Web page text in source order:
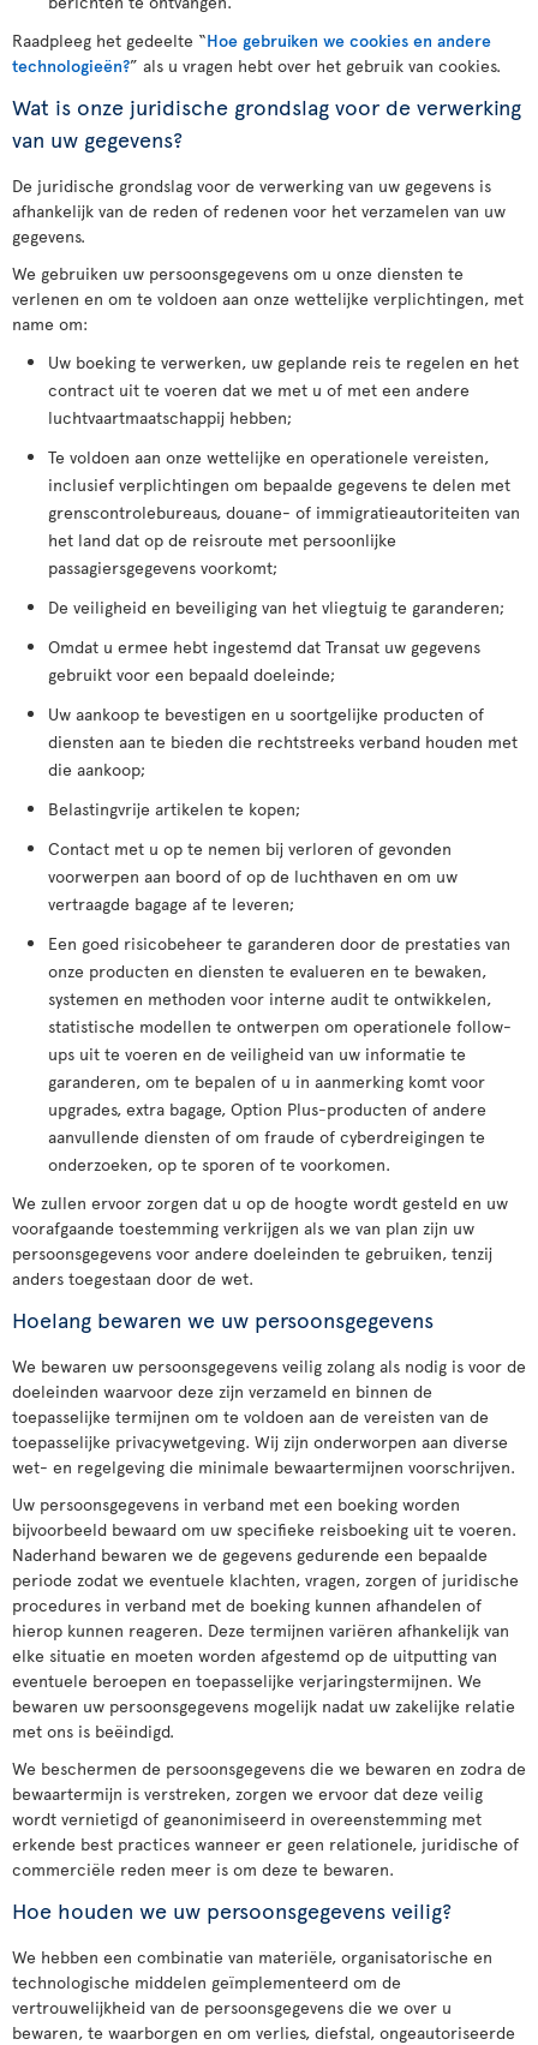
Raadpleeg het gedeelte “Hoe gebruiken we cookies en andere
technologieën?” als u vragen hebt over het gebruik van cookies.
Wat is onze juridische grondslag voor de verwerking
van uw gegevens?
De juridische grondslag voor de verwerking van uw gegevens is
afhankelijk van de reden of redenen voor het verzamelen van uw
gegevens.
We gebruiken uw persoonsgegevens om u onze diensten te
verlenen en om te voldoen aan onze wettelijke verplichtingen, met
name om:
Uw boeking te verwerken, uw geplande reis te regelen en het
contract uit te voeren dat we met u of met een andere
luchtvaartmaatschappij hebben;
Te voldoen aan onze wettelijke en operationele vereisten,
inclusief verplichtingen om bepaalde gegevens te delen met
grenscontrolebureaus, douane- of immigratieautoriteiten van
het land dat op de reisroute met persoonlijke
passagiersgegevens voorkomt;
De veiligheid en beveiliging van het vliegtuig te garanderen;
Omdat u ermee hebt ingestemd dat Transat uw gegevens
gebruikt voor een bepaald doeleinde;
Uw aankoop te bevestigen en u soortgelijke producten of
diensten aan te bieden die rechtstreeks verband houden met
die aankoop;
Belastingvrije artikelen te kopen;
Contact met u op te nemen bij verloren of gevonden
voorwerpen aan boord of op de luchthaven en om uw
vertraagde bagage af te leveren;
Een goed risicobeheer te garanderen door de prestaties van
onze producten en diensten te evalueren en te bewaken,
systemen en methoden voor interne audit te ontwikkelen,
statistische modellen te ontwerpen om operationele follow-
ups uit te voeren en de veiligheid van uw informatie te
garanderen, om te bepalen of u in aanmerking komt voor
upgrades, extra bagage, Option Plus-producten of andere
aanvullende diensten of om fraude of cyberdreigingen te
onderzoeken, op te sporen of te voorkomen.
We zullen ervoor zorgen dat u op de hoogte wordt gesteld en uw
voorafgaande toestemming verkrijgen als we van plan zijn uw
persoonsgegevens voor andere doeleinden te gebruiken, tenzij
anders toegestaan door de wet.
Hoelang bewaren we uw persoonsgegevens
We bewaren uw persoonsgegevens veilig zolang als nodig is voor de
doeleinden waarvoor deze zijn verzameld en binnen de
toepasselijke termijnen om te voldoen aan de vereisten van de
toepasselijke privacywetgeving. Wij zijn onderworpen aan diverse
wet- en regelgeving die minimale bewaartermijnen voorschrijven.
Uw persoonsgegevens in verband met een boeking worden
bijvoorbeeld bewaard om uw specifieke reisboeking uit te voeren.
Naderhand bewaren we de gegevens gedurende een bepaalde
periode zodat we eventuele klachten, vragen, zorgen of juridische
procedures in verband met de boeking kunnen afhandelen of
hierop kunnen reageren. Deze termijnen variëren afhankelijk van
elke situatie en moeten worden afgestemd op de uitputting van
eventuele beroepen en toepasselijke verjaringstermijnen. We
bewaren uw persoonsgegevens mogelijk nadat uw zakelijke relatie
met ons is beëindigd.
We beschermen de persoonsgegevens die we bewaren en zodra de
bewaartermijn is verstreken, zorgen we ervoor dat deze veilig
wordt vernietigd of geanonimiseerd in overeenstemming met
erkende best practices wanneer er geen relationele, juridische of
commerciële reden meer is om deze te bewaren.
Hoe houden we uw persoonsgegevens veilig?
We hebben een combinatie van materiële, organisatorische en
technologische middelen geïmplementeerd om de
vertrouwelijkheid van de persoonsgegevens die we over u
bewaren, te waarborgen en om verlies, diefstal, ongeautoriseerde